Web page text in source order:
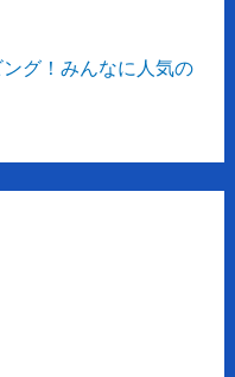
グ！みんなに人気の